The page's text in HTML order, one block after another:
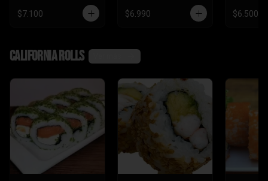
ciboulette)
$7.100
ciboulette)
$6.990 $6.500
California rolls